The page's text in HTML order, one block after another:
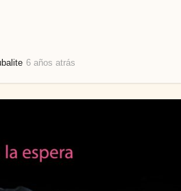
6 años atrás
o